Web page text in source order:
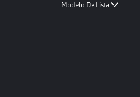
Modelo De Lista